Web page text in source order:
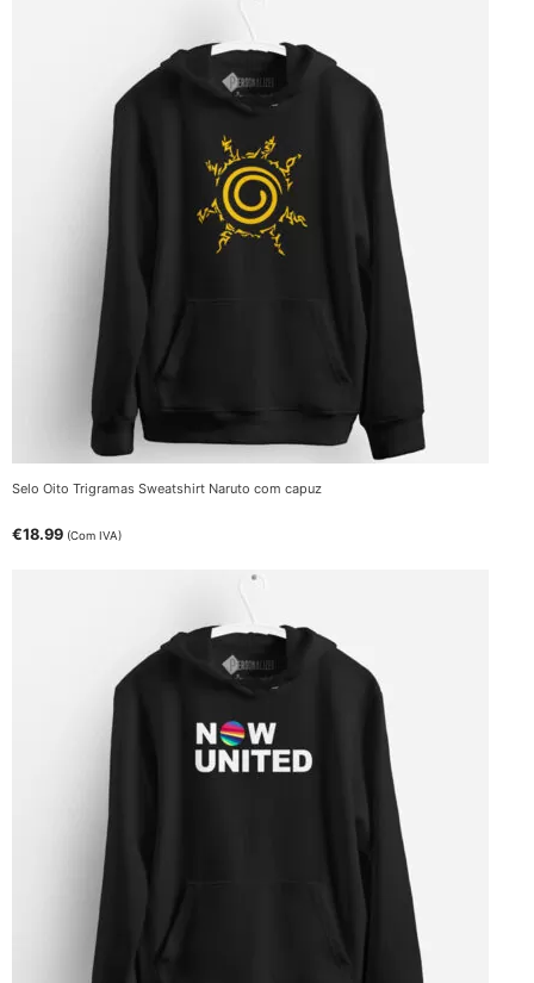
Selo Oito Trigramas Sweatshirt Naruto com capuz
€18.99 (Com IVA)